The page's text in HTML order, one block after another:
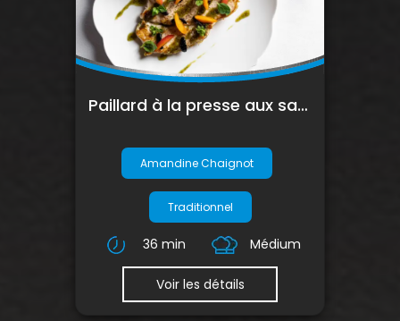
Paillard à la presse aux saveurs méditerranéennes
Amandine Chaignot
Traditionnel
36 min Médium
Voir les détails